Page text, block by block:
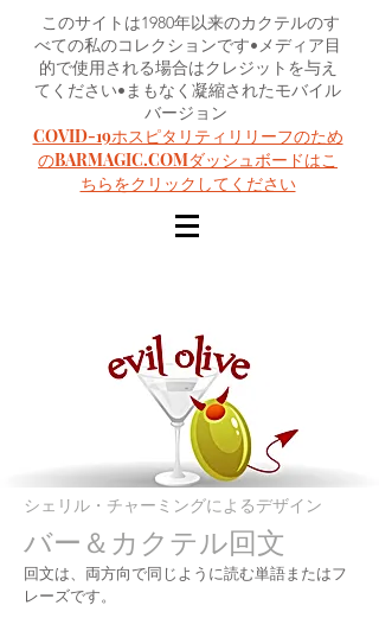
このサイトは1980年以来のカクテルのす
べての私のコレクションです•メディア目
的で使用される場合はクレジットを与え
てください•まもなく凝縮されたモバイル
バージョン
COVID-19ホスピタリティリリーフのため
のBARMAGIC.COMダッシュボードはこ
ちらをクリックしてください
シェリル・チャーミングによるデザイン
バー＆カクテル回文
回文は、両方向で同じように読む単語またはフ
レーズです。